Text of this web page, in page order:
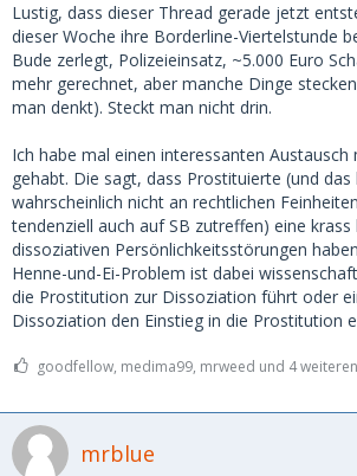
Lustig, dass dieser Thread gerade jetzt
dieser Woche ihre Borderline-Viertelstunde
Bude zerlegt, Polizeieinsatz, ~5.000 Euro
mehr gerechnet, aber manche Dinge
man denkt). Steckt man nicht drin.
Ich habe mal einen interessanten Austausch
gehabt. Die sagt, dass Prostituierte (und
wahrscheinlich nicht an rechtlichen
tendenziell auch auf SB zutreffen) eine
dissoziativen Persönlichkeitsstörungen
Henne-und-Ei-Problem ist dabei
die Prostitution zur Dissoziation führt oder
Dissoziation den Einstieg in die Prostitution
goodfellow, medima99, mrweed und 4
mrblue